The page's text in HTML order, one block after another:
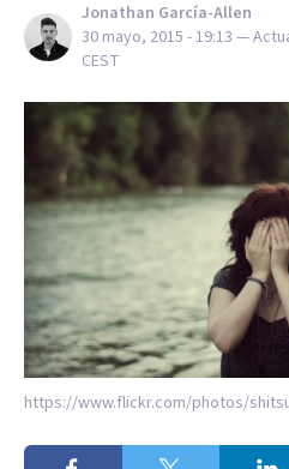
Jonathan García-Allen
30 mayo, 2015 - 19:13 —
CEST
https://www.flickr.com/photos/